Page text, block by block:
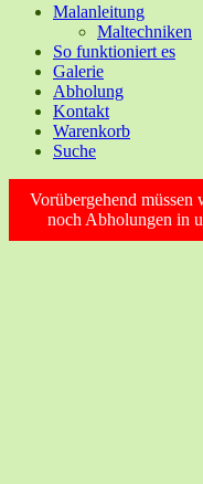
Malanleitung
Maltechniken
So funktioniert es
Galerie
Abholung
Kontakt
Warenkorb
Suche
Vorübergehend müssen
noch Abholungen in